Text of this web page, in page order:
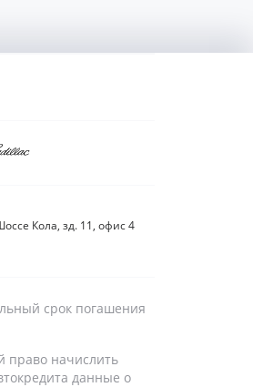
Кола, зд. 11, офис 4
срок погашения
право начислить
данные о